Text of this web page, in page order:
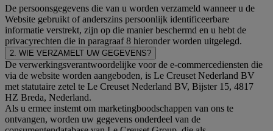
De persoonsgegevens die van u worden verzameld wanneer u de
Website gebruikt of anderszins persoonlijk identificeerbare
informatie verstrekt, zijn op die manier beschermd en u hebt de
privacyrechten die in paragraaf 8 hieronder worden uitgelegd.
2. WIE VERZAMELT UW GEGEVENS?
De verwerkingsverantwoordelijke voor de e-commercediensten die
via de website worden aangeboden, is Le Creuset Nederland BV
met statutaire zetel te Le Creuset Nederland BV, Bijster 15, 4817
HZ Breda, Nederland.
Als u ermee instemt om marketingboodschappen van ons te
ontvangen, worden uw gegevens onderdeel van de